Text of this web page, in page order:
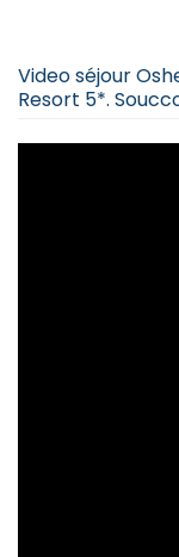
d’excursions.
Video séjour
Resort 5*.